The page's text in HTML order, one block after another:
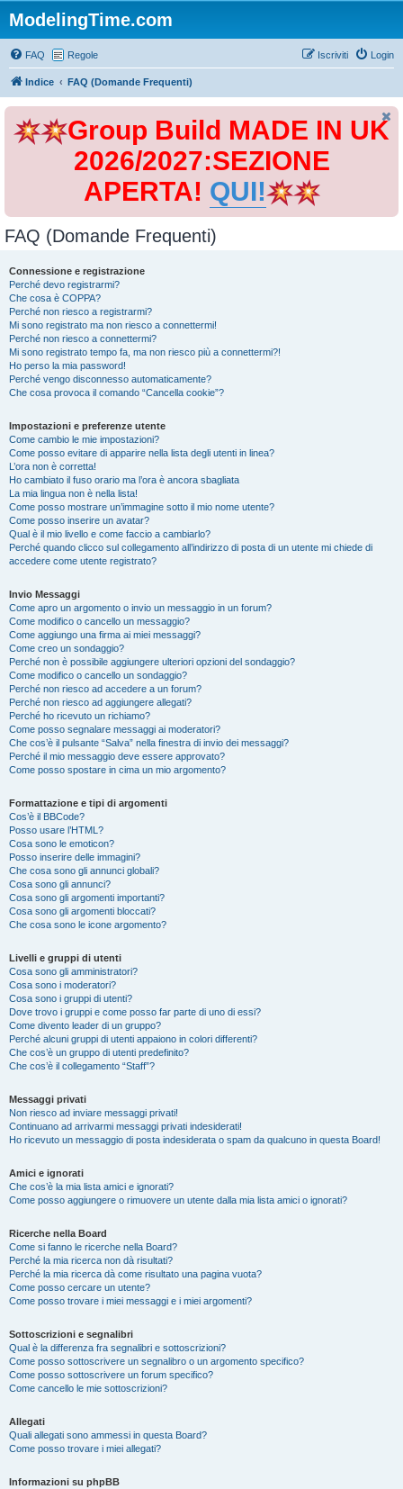
ModelingTime.com
FAQ Regole Login
Iscriviti
Indice FAQ (Domande Frequenti)
Group Build MADE IN UK
2026/2027:SEZIONE
APERTA! QUI!
FAQ (Domande Frequenti)
Connessione e registrazione
Perché devo registrarmi?
Che cosa è COPPA?
Perché non riesco a registrarmi?
Mi sono registrato ma non riesco a connettermi!
Perché non riesco a connettermi?
Mi sono registrato tempo fa, ma non riesco più a connettermi?!
Ho perso la mia password!
Perché vengo disconnesso automaticamente?
Che cosa provoca il comando “Cancella cookie”?
Impostazioni e preferenze utente
Come cambio le mie impostazioni?
Come posso evitare di apparire nella lista degli utenti in linea?
L’ora non è corretta!
Ho cambiato il fuso orario ma l’ora è ancora sbagliata
La mia lingua non è nella lista!
Come posso mostrare un’immagine sotto il mio nome utente?
Come posso inserire un avatar?
Qual è il mio livello e come faccio a cambiarlo?
Perché quando clicco sul collegamento all’indirizzo di posta di un utente mi chiede di
accedere come utente registrato?
Invio Messaggi
Come apro un argomento o invio un messaggio in un forum?
Come modifico o cancello un messaggio?
Come aggiungo una firma ai miei messaggi?
Come creo un sondaggio?
Perché non è possibile aggiungere ulteriori opzioni del sondaggio?
Come modifico o cancello un sondaggio?
Perché non riesco ad accedere a un forum?
Perché non riesco ad aggiungere allegati?
Perché ho ricevuto un richiamo?
Come posso segnalare messaggi ai moderatori?
Che cos’è il pulsante “Salva” nella finestra di invio dei messaggi?
Perché il mio messaggio deve essere approvato?
Come posso spostare in cima un mio argomento?
Formattazione e tipi di argomenti
Cos’è il BBCode?
Posso usare l’HTML?
Cosa sono le emoticon?
Posso inserire delle immagini?
Che cosa sono gli annunci globali?
Cosa sono gli annunci?
Cosa sono gli argomenti importanti?
Cosa sono gli argomenti bloccati?
Che cosa sono le icone argomento?
Livelli e gruppi di utenti
Cosa sono gli amministratori?
Cosa sono i moderatori?
Cosa sono i gruppi di utenti?
Dove trovo i gruppi e come posso far parte di uno di essi?
Come divento leader di un gruppo?
Perché alcuni gruppi di utenti appaiono in colori differenti?
Che cos’è un gruppo di utenti predefinito?
Che cos’è il collegamento “Staff”?
Messaggi privati
Non riesco ad inviare messaggi privati!
Continuano ad arrivarmi messaggi privati indesiderati!
Ho ricevuto un messaggio di posta indesiderata o spam da qualcuno in questa Board!
Amici e ignorati
Che cos’è la mia lista amici e ignorati?
Come posso aggiungere o rimuovere un utente dalla mia lista amici o ignorati?
Ricerche nella Board
Come si fanno le ricerche nella Board?
Perché la mia ricerca non dà risultati?
Perché la mia ricerca dà come risultato una pagina vuota?
Come posso cercare un utente?
Come posso trovare i miei messaggi e i miei argomenti?
Sottoscrizioni e segnalibri
Qual è la differenza fra segnalibri e sottoscrizioni?
Come posso sottoscrivere un segnalibro o un argomento specifico?
Come posso sottoscrivere un forum specifico?
Come cancello le mie sottoscrizioni?
Allegati
Quali allegati sono ammessi in questa Board?
Come posso trovare i miei allegati?
Informazioni su phpBB